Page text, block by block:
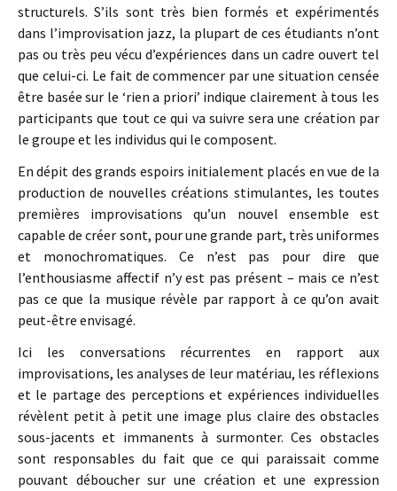
structurels. S’ils sont très bien formés et expérimentés
dans l’improvisation jazz, la plupart de ces étudiants n’ont
pas ou très peu vécu d’expériences dans un cadre ouvert tel
que celui-ci. Le fait de commencer par une situation censée
être basée sur le ‘rien a priori’ indique clairement à tous les
participants que tout ce qui va suivre sera une création par
le groupe et les individus qui le composent.
En dépit des grands espoirs initialement placés en vue de la
production de nouvelles créations stimulantes, les toutes
premières improvisations qu’un nouvel ensemble est
capable de créer sont, pour une grande part, très uniformes
et monochromatiques. Ce n’est pas pour dire que
l’enthousiasme affectif n’y est pas présent – mais ce n’est
pas ce que la musique révèle par rapport à ce qu’on avait
peut-être envisagé.
Ici les conversations récurrentes en rapport aux
improvisations, les analyses de leur matériau, les réflexions
et le partage des perceptions et expériences individuelles
révèlent petit à petit une image plus claire des obstacles
sous-jacents et immanents à surmonter. Ces obstacles
sont responsables du fait que ce qui paraissait comme
pouvant déboucher sur une création et une expression